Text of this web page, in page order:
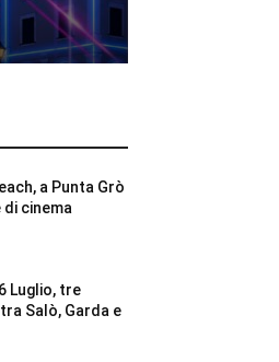
a Punta Grò
cinema
Luglio, tre
Salò, Garda e